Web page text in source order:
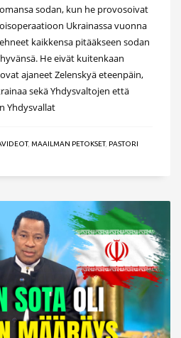
sodan, kun he provosoivat
Ukrainassa vuonna
kaikkensa pitääkseen sodan
He eivät kuitenkaan
ajaneet Zelenskyä eteenpäin,
sekä Yhdysvaltojen että
Yhdysvallat
, MAAILMAN PETOKSET, PASTORI